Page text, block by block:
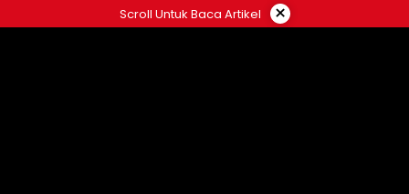
ke
Scroll Untuk Baca Artikel ×